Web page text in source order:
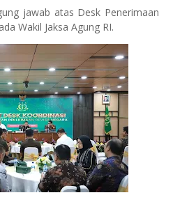
jawab atas Desk Penerimaan
Wakil Jaksa Agung RI.